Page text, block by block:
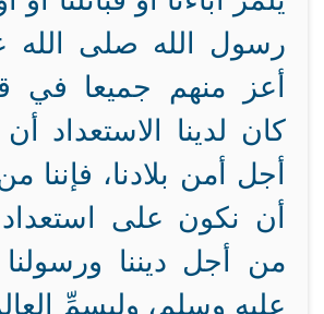
رسول الله صلى الله
أعز منهم جميعا في
كان لدينا الاستعداد
أجل أمن بلادنا، فإننا
أن نكون على
من أجل ديننا
عليه وسلم، وليسمِّ